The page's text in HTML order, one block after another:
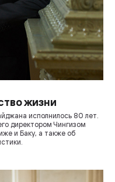
жизни
исполнилось 80 лет.
директором Чингизом
и Баку, а также об